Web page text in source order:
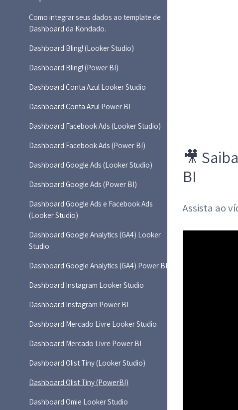
Como integrar seus dados ao template de
Dashboard da Kondado.
Dashboard Bling! (Looker Studio)
Dashboard Bling! (Power BI)
Dashboard Conta Azul Looker Studio
Dashboard Conta Azul Power BI
Dashboard Facebook Ads (Looker Studio)
Dashboard Facebook Ads (Power BI)
Dashboard Google Ads (Looker Studio)
Dashboard Google Ads (Power BI)
Dashboard Google Ads e Facebook Ads
(Looker Studio)
Dashboard Google Analytics (GA4) Looker
Studio
Dashboard Google Analytics (GA4) Power BI
Dashboard Instagram Looker Studio
Dashboard Instagram Power BI
Dashboard Mercado Livre Looker Studio
Dashboard Mercado Livre Power BI
Dashboard Olist Tiny (Looker Studio)
Dashboard Olist Tiny (PowerBI)
Dashboard Omie Looker Studio
🎥
BI
Assista ao